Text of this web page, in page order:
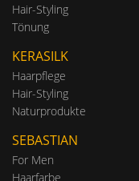
Hair-Styling
Tönung
KERASILK
Haarpflege
Hair-Styling
Naturprodukte
SEBASTIAN
For Men
Haarfarbe